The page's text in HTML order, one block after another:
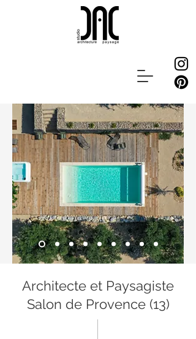
Architecte et Paysagiste
Salon de Provence (13)